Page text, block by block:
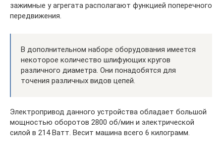
зажимные у агрегата располагают функцией поперечного
передвижения.
В дополнительном наборе оборудования имеется
некоторое количество шлифующих кругов
различного диаметра. Они понадобятся для
точения различных видов цепей.
Электропривод данного устройства обладает большой
мощностью оборотов 2800 об/мин и электрической
силой в 214 Ватт. Весит машина всего 6 килограмм.